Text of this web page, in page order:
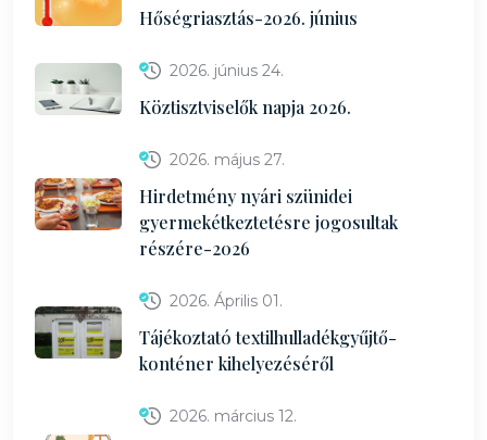
Hőségriasztás-2026. június
2026. június 24.
Köztisztviselők napja 2026.
2026. május 27.
Hirdetmény nyári szünidei
gyermekétkeztetésre jogosultak
részére-2026
2026. Április 01.
Tájékoztató textilhulladékgyűjtő-
konténer kihelyezéséről
2026. március 12.